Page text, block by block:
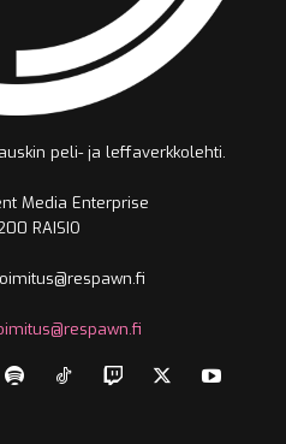
peli- ja leffaverkkolehti.
Media Enterprise
RAISIO